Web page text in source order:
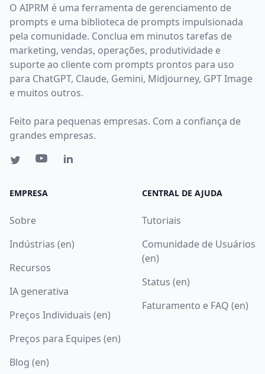
O AIPRM é uma ferramenta de gerenciamento de
prompts e uma biblioteca de prompts impulsionada
pela comunidade. Conclua em minutos tarefas de
marketing, vendas, operações, produtividade e
suporte ao cliente com prompts prontos para uso
para ChatGPT, Claude, Gemini, Midjourney, GPT Image
e muitos outros.
Feito para pequenas empresas. Com a confiança de
grandes empresas.
EMPRESA
Sobre
Indústrias (en)
Recursos
IA generativa
Preços Individuais (en)
Preços para Equipes (en)
Blog (en)
CENTRAL DE AJUDA
Tutoriais
Comunidade de Usuários
(en)
Status (en)
Faturamento e FAQ (en)